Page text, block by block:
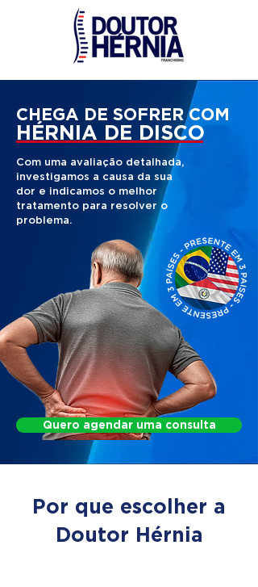
CHEGA DE SOFRER COM
HÉRNIA DE DISCO
Com uma avaliação detalhada,
investigamos a causa da sua
dor e indicamos o melhor
tratamento para resolver o
problema.
Quero agendar uma consulta
Por que escolher a
Doutor Hérnia